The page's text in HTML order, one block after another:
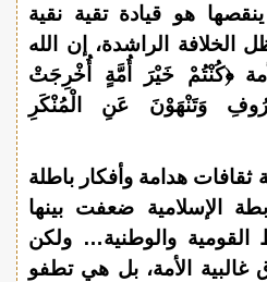
هو قيادة تقية نقية
الخلافة الراشدة، إن الله
﴿كُنْتُمْ خَيْرَ أُمَّةٍ أُخْرِجَتْ
وَتَنْهَوْنَ عَنِ الْمُنْكَرِ
هدامة وأفكار باطلة
الإسلامية ضعفت بينها
القومية والوطنية… ولكن
الأمة، بل هي تطفو